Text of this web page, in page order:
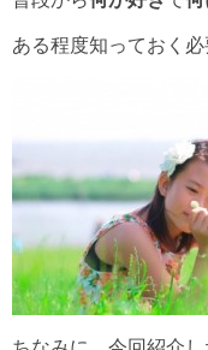
ある程度知っておく必